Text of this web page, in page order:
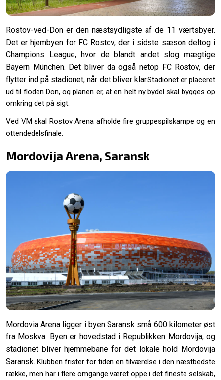
Rostov-ved-Don er den næstsydligste af de 11 værtsbyer.
Det er hjembyen for FC Rostov, der i sidste sæson deltog i
Champions League, hvor de blandt andet slog mægtige
Bayern München. Det bliver da også netop FC Rostov, der
flytter ind på stadionet, når det bliver klar.Stadionet er placeret
ud til floden Don, og planen er, at en helt ny bydel skal bygges op
omkring det på sigt.
Ved VM skal Rostov Arena afholde fire gruppespilskampe og en
ottendedelsfinale.
Mordovija Arena, Saransk
Mordovia Arena ligger i byen Saransk små 600 kilometer øst
fra Moskva. Byen er hovedstad i Republikken Mordovija, og
stadionet bliver hjemmebane for det lokale hold Mordovija
Saransk. Klubben frister for tiden en tilværelse i den næstbedste
række, men har i flere omgange været oppe i det fineste selskab,